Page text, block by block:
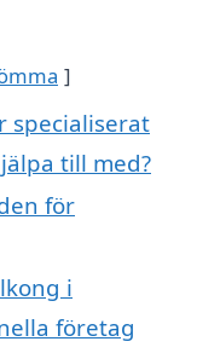
specialiserat
till med?
för
i
företag